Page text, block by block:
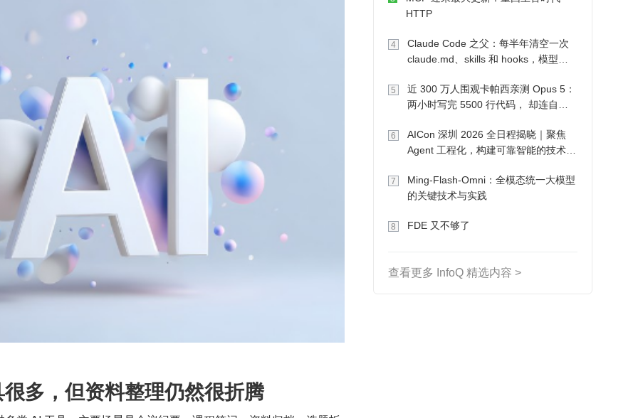
多，但资料整理仍然很折腾
HTTP
4
Claude Code 之父：每半年清空一次
claude.md、skills 和 hooks，模型自
5
近 300 万人围观卡帕西亲测 Opus 5：
两小时写完 5500 行代码， 却连自己
6
AICon 深圳 2026 全日程揭晓｜聚焦
Agent 工程化，构建可靠智能的技术路
7
Ming-Flash-Omni：全模态统一大模型
的关键技术与实践
8 FDE 又不够了
查看更多 InfoQ 精选内容 >